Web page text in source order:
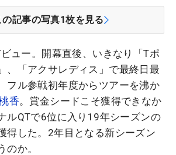
の記事の写真1枚を見る
ュー。開幕直後、いきなり「Tポ
、「アクサレディス」で最終日最
フル参戦初年度からツアーを沸か
香。賞金シードこそ獲得できなか
ルQTで6位に入り19年シーズンの
得した。2年目となる新シーズン
のか。